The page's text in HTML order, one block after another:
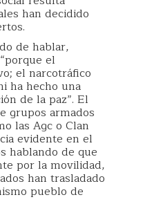
han decidido
de hablar,
el
el narcotráfico
ha hecho una
de la paz”. El
grupos armados
las Agc o Clan
evidente en el
hablando de que
por la movilidad,
han trasladado
pueblo de